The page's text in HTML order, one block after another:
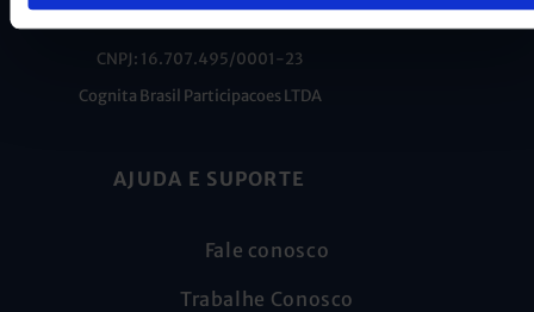
CNPJ: 16.707.495/0001-23
Cognita Brasil Participacoes LTDA
AJUDA E SUPORTE
Fale conosco
Trabalhe Conosco